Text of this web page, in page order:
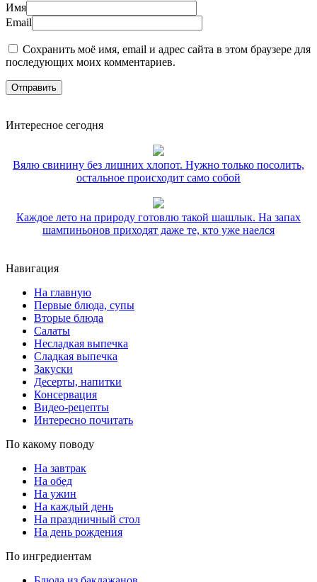
Имя
Email
Сохранить моё имя, email и адрес сайта в этом браузере для
последующих моих комментариев.
Интересное сегодня
Вялю свинину без лишних хлопот. Нужно только посолить,
остальное происходит само собой
Каждое лето на природу готовлю такой шашлык. На запах
шампиньонов приходят даже те, кто уже наелся
Навигация
На главную
Первые блюда, супы
Вторые блюда
Салаты
Несладкая выпечка
Сладкая выпечка
Закуски
Десерты, напитки
Консервация
Видео-рецепты
Интересно почитать
По какому поводу
На завтрак
На обед
На ужин
На каждый день
На праздничный стол
На день рождения
По ингредиентам